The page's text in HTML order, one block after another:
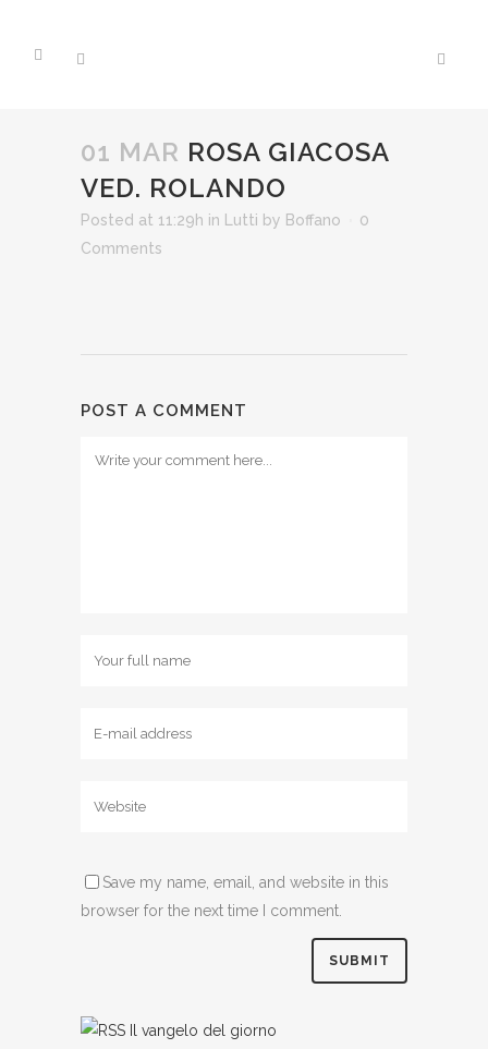
01 MAR ROSA GIACOSA
VED. ROLANDO
Posted at 11:29h in Lutti by Boffano
0
Comments
POST A COMMENT
Save my name, email, and website in this
browser for the next time I comment.
Il vangelo del giorno